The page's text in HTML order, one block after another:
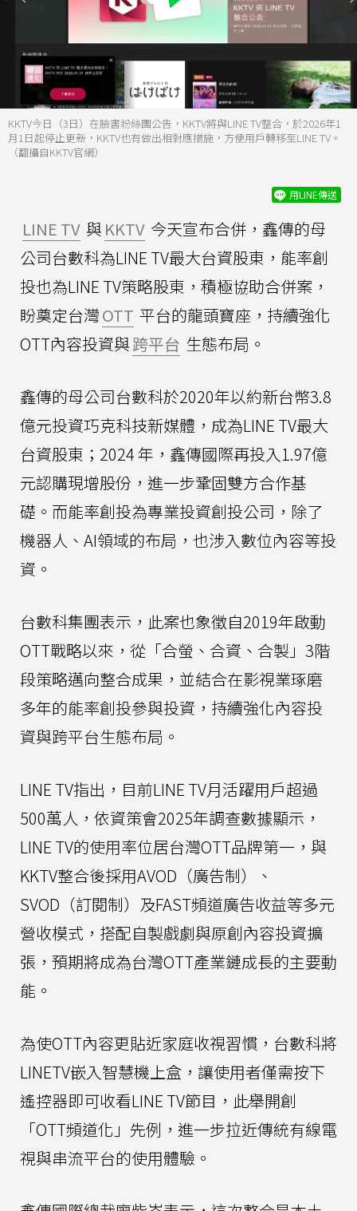
KKTV今日（3日）在臉書粉絲團公告，KKTV將與LINE TV整合，於2026年1
月1日起停止更新，KKTV也有做出相對應措施，方便用戶轉移至LINE TV。
（翻攝自KKTV官網）
用LINE傳送
LINE TV 與 KKTV 今天宣布合併，鑫傳的母
公司台數科為LINE TV最大台資股東，能率創
投也為LINE TV策略股東，積極協助合併案，
盼奠定台灣OTT 平台的龍頭寶座，持續強化
OTT內容投資與跨平台 生態布局。
鑫傳的母公司台數科於2020年以約新台幣3.8
億元投資巧克科技新媒體，成為LINE TV最大
台資股東；2024 年，鑫傳國際再投入1.97億
元認購現增股份，進一步鞏固雙方合作基
礎。而能率創投為專業投資創投公司，除了
機器人、AI領域的布局，也涉入數位內容等投
資。
台數科集團表示，此案也象徵自2019年啟動
OTT戰略以來，從「合螢、合資、合製」3階
段策略邁向整合成果，並結合在影視業琢磨
多年的能率創投參與投資，持續強化內容投
資與跨平台生態布局。
LINE TV指出，目前LINE TV月活躍用戶超過
500萬人，依資策會2025年調查數據顯示，
LINE TV的使用率位居台灣OTT品牌第一，與
KKTV整合後採用AVOD（廣告制）、
SVOD（訂閱制）及FAST頻道廣告收益等多元
營收模式，搭配自製戲劇與原創內容投資擴
張，預期將成為台灣OTT產業鏈成長的主要動
能。
為使OTT內容更貼近家庭收視習慣，台數科將
LINETV嵌入智慧機上盒，讓使用者僅需按下
遙控器即可收看LINE TV節目，此舉開創
「OTT頻道化」先例，進一步拉近傳統有線電
視與串流平台的使用體驗。